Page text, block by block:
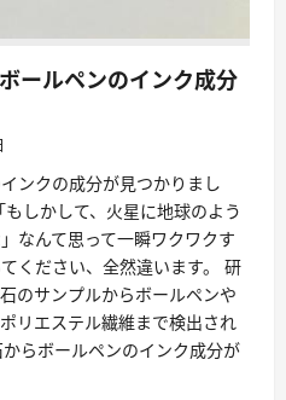
ールペンのインク成分
ンクの成分が見つかりまし
しかして、火星に地球のよう
なんて思って一瞬ワクワクす
ください、全然違います。 研
のサンプルからボールペンや
リエステル繊維まで検出され
らボールペンのインク成分が